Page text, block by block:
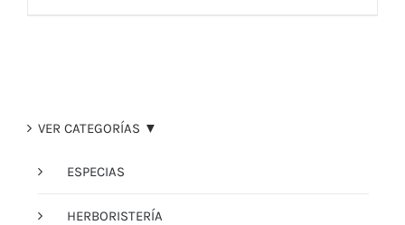
VER CATEGORÍAS ▼
ESPECIAS
HERBORISTERÍA